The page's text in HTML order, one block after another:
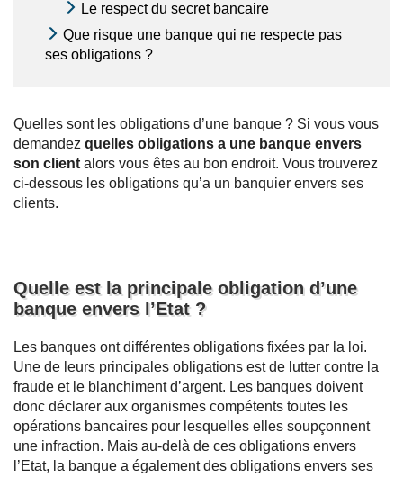
Le respect du secret bancaire
Que risque une banque qui ne respecte pas
ses obligations ?
Quelles sont les obligations d’une banque ? Si vous vous
demandez quelles obligations a une banque envers
son clientalors vous êtes au bon endroit. Vous trouverez
ci-dessous les obligations qu’a un banquier envers ses
clients.
Quelle est la principale obligation d’une
banque envers l’Etat ?
Les banques ont différentes obligations fixées par la loi.
Une de leurs principales obligations est de lutter contre la
fraude et le blanchiment d’argent. Les banques doivent
donc déclarer aux organismes compétents toutes les
opérations bancaires pour lesquelles elles soupçonnent
une infraction. Mais au-delà de ces obligations envers
l’Etat, la banque a également des obligations envers ses